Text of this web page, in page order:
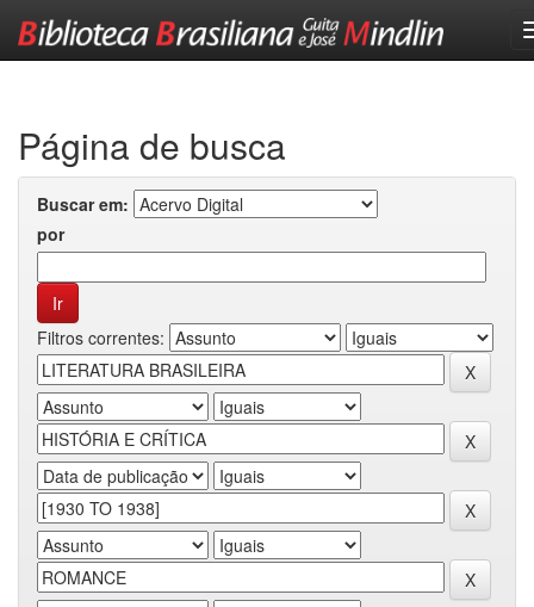
Página de busca
Buscar em:
por
Filtros correntes: